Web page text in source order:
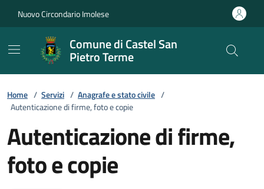
Nuovo Circondario Imolese
Comune di Castel San
Pietro Terme
Home / Servizi / Anagrafe e stato civile /
Autenticazione di firme, foto e copie
Autenticazione di firme,
foto e copie